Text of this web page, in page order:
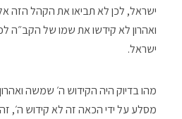
ישראל, לכן לא תביאו את הקהל הזה
ואהרון לא קידשו את שמו של הקב״ה
ישראל.
מהו בדיוק היה הקידוש ה׳ שמשה
מסלע על ידי הכאה זה לא קידוש ה׳,